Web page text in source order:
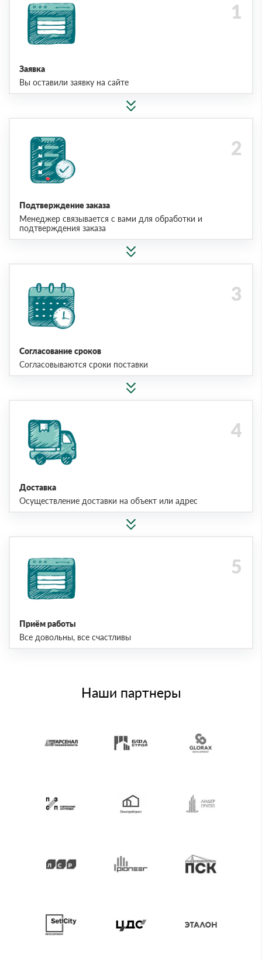
Заявка
Вы оставили заявку на сайте
Подтверждение заказа
Менеджер связывается с вами для обработки и
подтверждения заказа
Согласование сроков
Согласовываются сроки поставки
Доставка
Осуществление доставки на объект или адрес
Приём работы
Все довольны, все счастливы
Наши партнеры